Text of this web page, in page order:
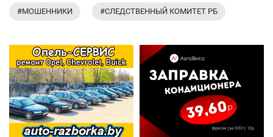
#МОШЕННИКИ #СЛЕДСТВЕННЫЙ КОМИТЕТ РБ